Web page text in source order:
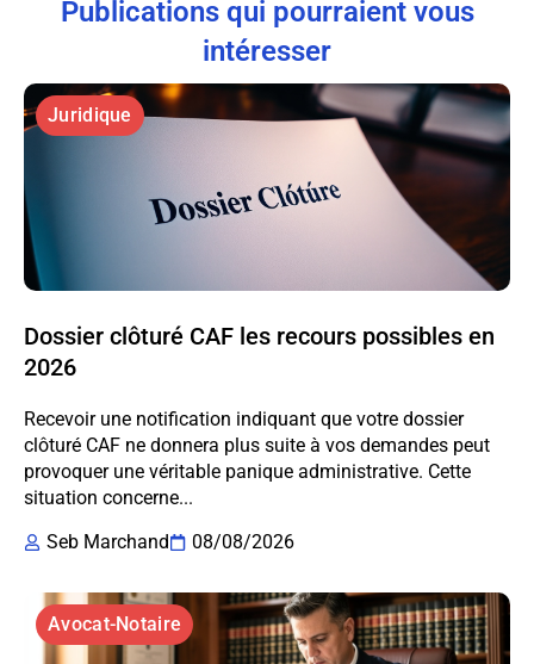
Publications qui pourraient vous
intéresser
Juridique
Dossier clôturé CAF les recours possibles en
2026
Recevoir une notification indiquant que votre dossier
clôturé CAF ne donnera plus suite à vos demandes peut
provoquer une véritable panique administrative. Cette
situation concerne...
Seb Marchand
08/08/2026
Avocat-Notaire